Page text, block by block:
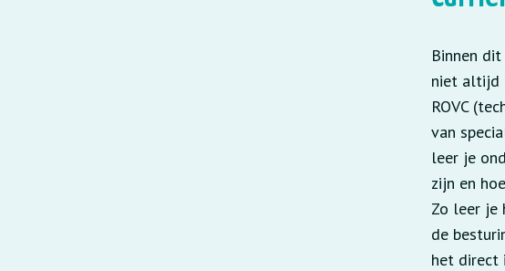
Binnen
niet altijd
ROVC
van
leer je
zijn en
Zo leer je
de
het direct